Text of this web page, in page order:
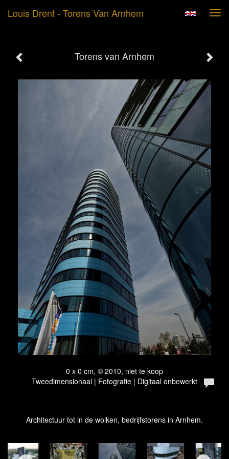
Louis Drent - Torens Van Arnhem
Torens van Arnhem
0 x 0 cm, © 2010, niet te koop
Tweedimensionaal | Fotografie | Digitaal onbewerkt
Architectuur tot in de wolken, bedrijfstorens in Arnhem.